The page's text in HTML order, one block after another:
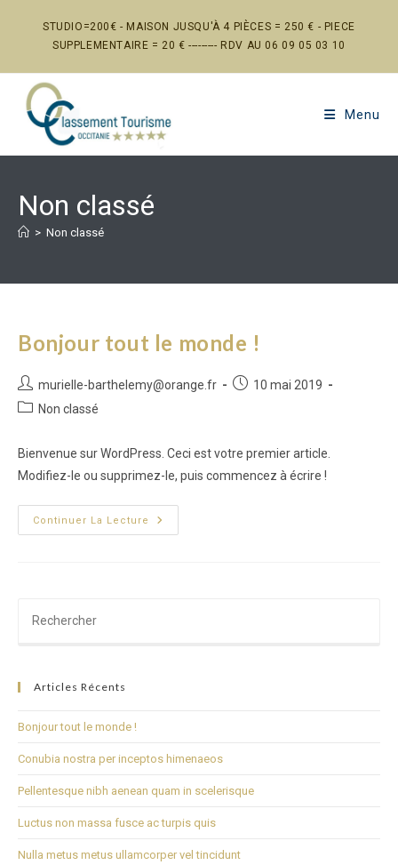
STUDIO=200€ - MAISON JUSQU'À 4 PIÈCES = 250 € - PIECE
SUPPLEMENTAIRE = 20 € --------- RDV AU 06 09 05 03 10
Menu
Non classé
> Non classé
Bonjour tout le monde !
Auteur/autrice
de
murielle-barthelemy@orange.fr
Publication
10 mai 2019
PostNon classé
Bienvenue sur WordPress. Ceci est votre premier article.
Modifiez-le ou supprimez-le, puis commencez à écrire !
Continuer La Lecture
Bonjour
Tout
Articles Récents
Bonjour tout le monde !
Conubia nostra per inceptos himenaeos
Pellentesque nibh aenean quam in scelerisque
Luctus non massa fusce ac turpis quis
Nulla metus metus ullamcorper vel tincidunt